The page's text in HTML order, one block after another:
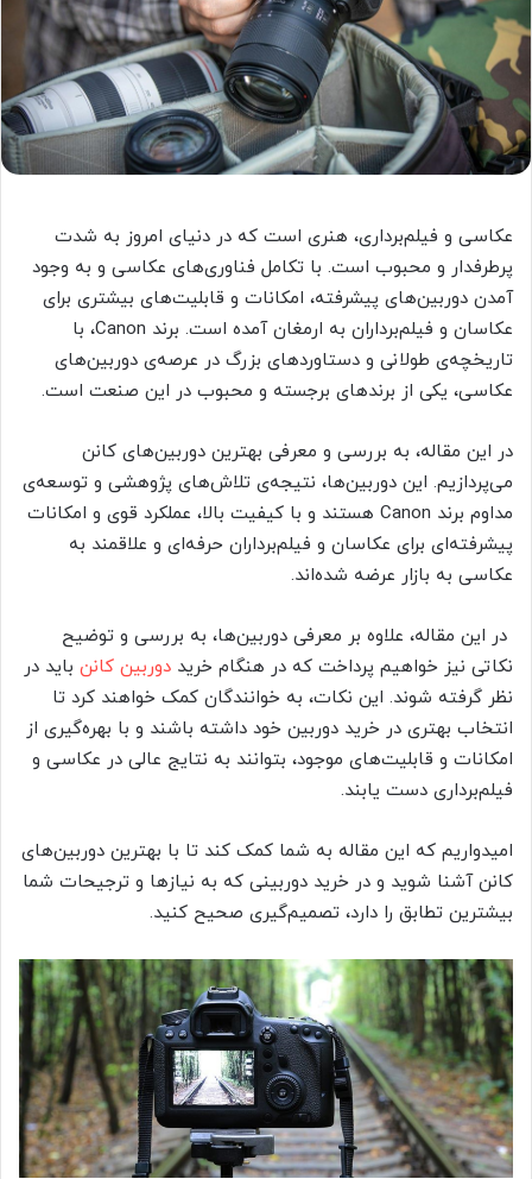
عکاسی و فیلم‌برداری، هنری است که در دنیای امروز به شدت
پرطرفدار و محبوب است. با تکامل فناوری‌های عکاسی و به وجود
آمدن دوربین‌های پیشرفته، امکانات و قابلیت‌های بیشتری برای
عکاسان و فیلم‌برداران به ارمغان آمده است. برند Canon، با
تاریخچه‌ی طولانی و دستاوردهای بزرگ در عرصه‌ی دوربین‌های
عکاسی، یکی از برندهای برجسته و محبوب در این صنعت است.
در این مقاله، به بررسی و معرفی بهترین دوربین‌های کانن
می‌پردازیم. این دوربین‌ها، نتیجه‌ی تلاش‌های پژوهشی و توسعه‌ی
مداوم برند Canon هستند و با کیفیت بالا، عملکرد قوی و امکانات
پیشرفته‌ای برای عکاسان و فیلم‌برداران حرفه‌ای و علاقمند به
عکاسی به بازار عرضه شده‌اند.
در این مقاله، علاوه بر معرفی دوربین‌ها، به بررسی و توضیح
نکاتی نیز خواهیم پرداخت که در هنگام خرید دوربین کانن باید در
نظر گرفته شوند. این نکات، به خوانندگان کمک خواهند کرد تا
انتخاب بهتری در خرید دوربین خود داشته باشند و با بهره‌گیری از
امکانات و قابلیت‌های موجود، بتوانند به نتایج عالی در عکاسی و
فیلم‌برداری دست یابند.
امیدواریم که این مقاله به شما کمک کند تا با بهترین دوربین‌های
کانن آشنا شوید و در خرید دوربینی که به نیازها و ترجیحات شما
بیشترین تطابق را دارد، تصمیم‌گیری صحیح کنید.